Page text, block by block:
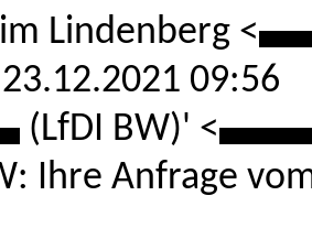
Lindenberg <
23.12.2021 09:56
(LfDI BW)' <
Ihre Anfrage